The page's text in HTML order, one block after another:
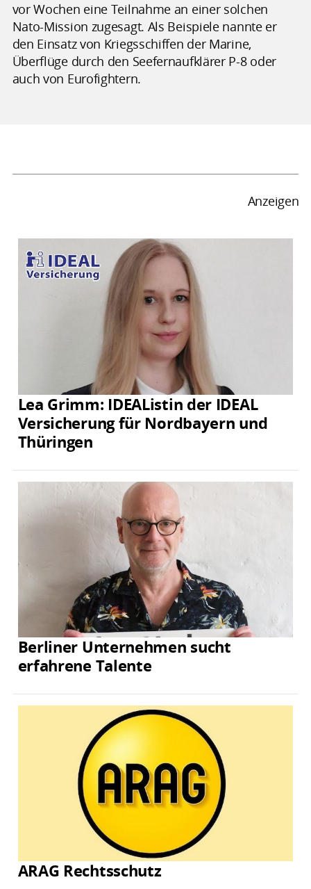
vor Wochen eine Teilnahme an einer solchen
Nato-Mission zugesagt. Als Beispiele nannte er
den Einsatz von Kriegsschiffen der Marine,
Überflüge durch den Seefernaufklärer P-8 oder
auch von Eurofightern.
Anzeigen
Lea Grimm: IDEAListin der IDEAL
Versicherung für Nordbayern und
Thüringen
Berliner Unternehmen sucht
erfahrene Talente
ARAG Rechtsschutz